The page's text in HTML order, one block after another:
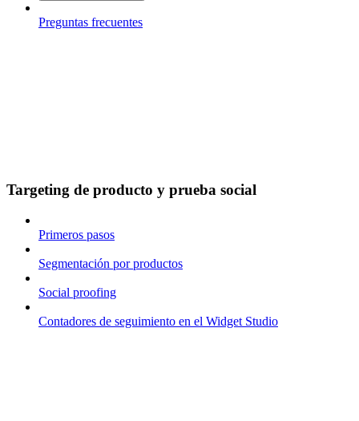
Preguntas frecuentes
Targeting de producto y prueba social
Primeros pasos
Segmentación por productos
Social proofing
Contadores de seguimiento en el Widget Studio